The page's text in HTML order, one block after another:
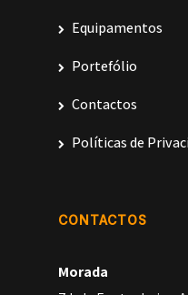
Equipamentos
Portefólio
Contactos
Políticas de
CONTACTOS
Morada